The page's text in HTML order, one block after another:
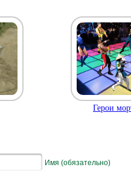
Герои
Имя (обязательно)